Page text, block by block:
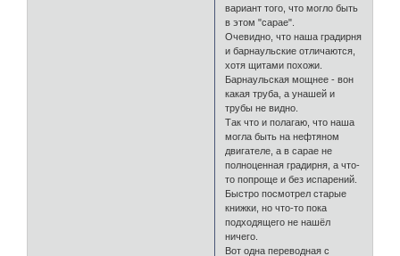
вариант того, что могло быть
в этом "сарае".
Очевидно, что наша градирня
и барнаульские отличаются,
хотя щитами похожи.
Барнаульская мощнее - вон
какая труба, а унашей и
трубы не видно.
Так что и полагаю, что наша
могла быть на нефтяном
двигателе, а в сарае не
полноценная градирня, а что-
то попроще и без испарений.
Быстро посмотрел старые
книжки, но что-то пока
подходящего не нашёл
ничего.
Вот одна переводная с